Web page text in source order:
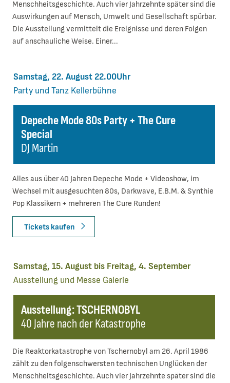
Menschheitsgeschichte. Auch vier Jahrzehnte später sind die
Auswirkungen auf Mensch, Umwelt und Gesellschaft spürbar.
Die Ausstellung vermittelt die Ereignisse und deren Folgen
auf anschauliche Weise. Einer...
Depeche Mode 80s Party + The Cure
Special
DJ Martin
Samstag, 22. August 22.00Uhr
Party und Tanz Kellerbühne
Alles aus über 40 Jahren Depeche Mode + Videoshow, im
Wechsel mit ausgesuchten 80s, Darkwave, E.B.M. & Synthie
Pop Klassikern + mehreren The Cure Runden!
Tickets kaufen
Ausstellung: TSCHERNOBYL
40 Jahre nach der Katastrophe
Samstag, 15. August bis Freitag, 4. September
Ausstellung und Messe Galerie
Die Reaktorkatastrophe von Tschernobyl am 26. April 1986
zählt zu den folgenschwersten technischen Unglücken der
Menschheitsgeschichte. Auch vier Jahrzehnte später sind die